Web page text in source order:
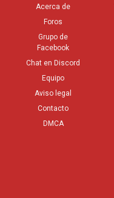
Acerca de
Foros
Grupo de
Facebook
Chat en Discord
Equipo
Aviso legal
Contacto
DMCA